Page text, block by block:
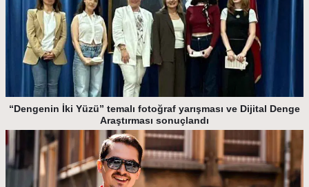
“Dengenin İki Yüzü” temalı fotoğraf yarışması ve Dijital Denge
Araştırması sonuçlandı